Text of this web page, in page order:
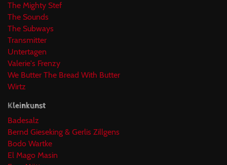
The Mighty Stef
The Sounds
The Subways
Transmitter
Untertagen
Valerie's Frenzy
We Butter The Bread With Butter
Wirtz
Kleinkunst
Badesalz
Bernd Gieseking & Gerlis Zillgens
Bodo Wartke
El Mago Masin